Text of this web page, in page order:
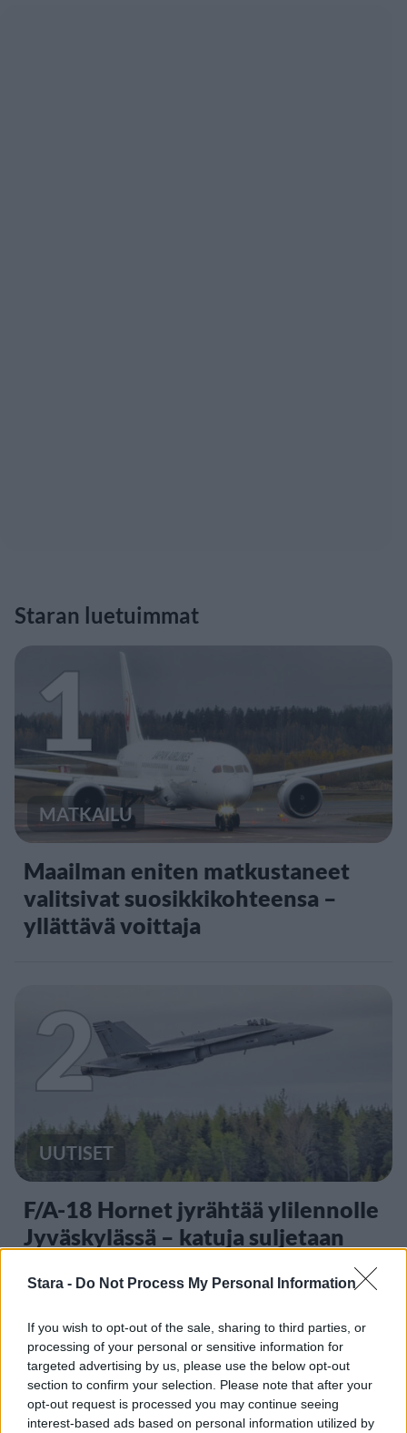
Stara - Do Not Process My Personal Information
If you wish to opt-out of the sale, sharing to third parties, or
processing of your personal or sensitive information for
targeted advertising by us, please use the below opt-out
section to confirm your selection. Please note that after your
opt-out request is processed you may continue seeing
interest-based ads based on personal information utilized by
Staran luetuimmat
1
MATKAILU
Maailman eniten matkustaneet
valitsivat suosikkikohteensa –
yllättävä voittaja
2
UUTISET
F/A-18 Hornet jyrähtää ylilennolle
Jyväskylässä – katuja suljetaan
3